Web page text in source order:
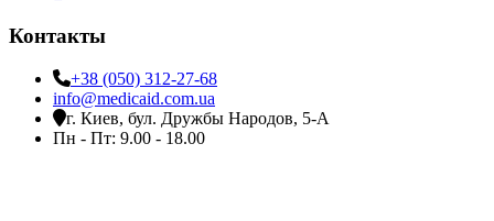
Контакты
+38 (050) 312-27-68
info@medicaid.com.ua
г. Киев, бул. Дружбы Народов, 5-А
Пн - Пт: 9.00 - 18.00